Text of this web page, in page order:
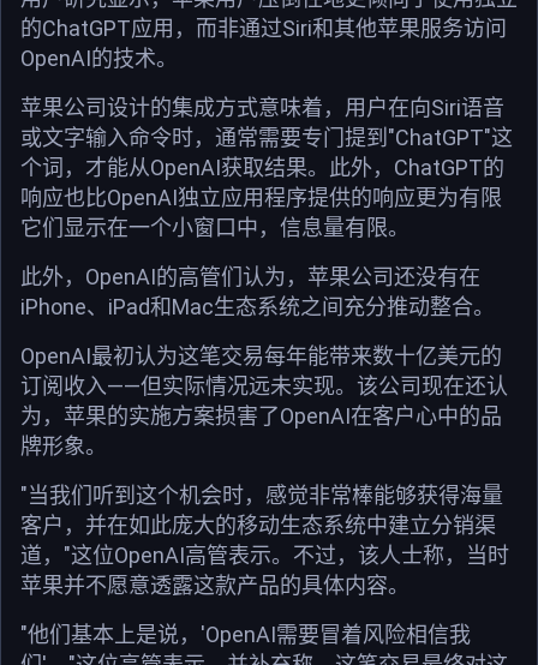
的ChatGPT应用，而非通过Siri和其他苹果服务访问
OpenAI的技术。
苹果公司设计的集成方式意味着，用户在向Siri语音
或文字输入命令时，通常需要专门提到"ChatGPT"这
个词，才能从OpenAI获取结果。此外，ChatGPT的
响应也比OpenAI独立应用程序提供的响应更为有限
它们显示在一个小窗口中，信息量有限。
此外，OpenAI的高管们认为，苹果公司还没有在
iPhone、iPad和Mac生态系统之间充分推动整合。
OpenAI最初认为这笔交易每年能带来数十亿美元的
订阅收入——但实际情况远未实现。该公司现在还认
为，苹果的实施方案损害了OpenAI在客户心中的品
牌形象。
"当我们听到这个机会时，感觉非常棒能够获得海量
客户，并在如此庞大的移动生态系统中建立分销渠
道，"这位OpenAI高管表示。不过，该人士称，当时
苹果并不愿意透露这款产品的具体内容。
"他们基本上是说，'OpenAI需要冒着风险相信我